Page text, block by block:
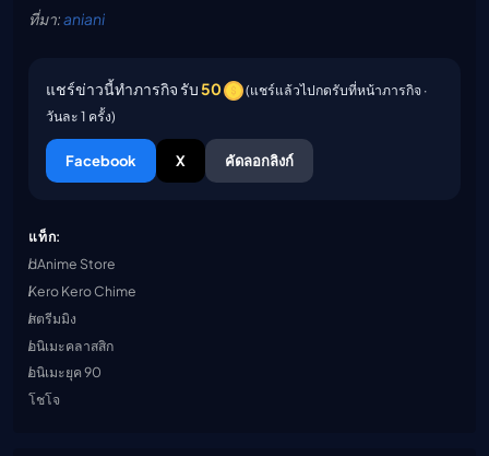
ที่มา:aniani
แชร์ข่าวนี้ทำภารกิจ รับ50
(แชร์แล้วไปกดรับที่หน้าภารกิจ ·
วันละ 1 ครั้ง)
Facebook X คัดลอกลิงก์
แท็ก:
dAnime Store
Kero Kero Chime
สตรีมมิง
อนิเมะคลาสสิก
อนิเมะยุค 90
โชโจ